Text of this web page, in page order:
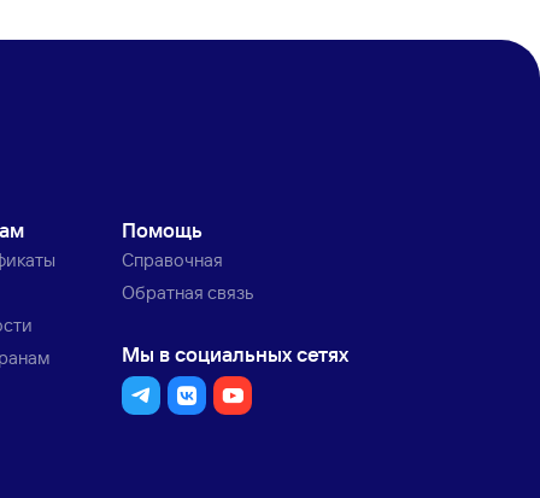
Помощь
Справочная
Обратная связь
Мы в социальных сетях